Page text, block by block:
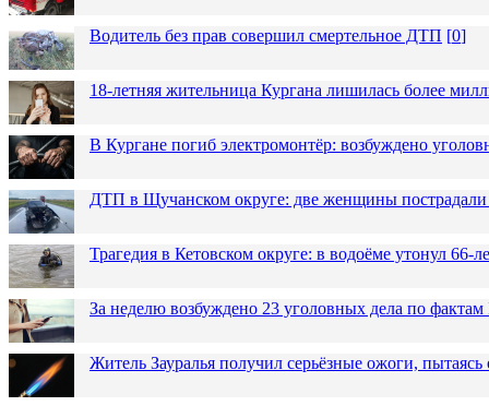
Водитель без прав совершил смертельное ДТП [0]
18-летняя жительница Кургана лишилась более
В Кургане погиб электромонтёр: возбуждено
ДТП в Щучанском округе: две женщины пострадали
Трагедия в Кетовском округе: в водоёме утонул 66-
За неделю возбуждено 23 уголовных дела по
Житель Зауралья получил серьёзные ожоги, пытаясь